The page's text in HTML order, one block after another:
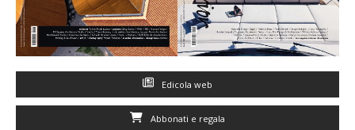
Edicola web
Abbonati e regala